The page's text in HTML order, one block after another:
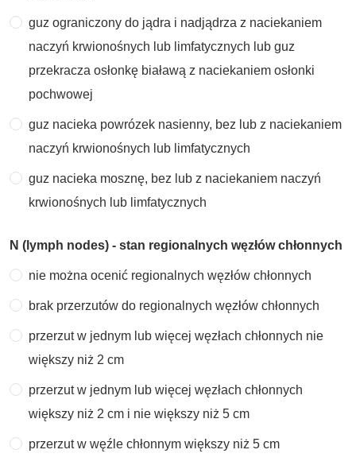
guz ograniczony do jądra i nadjądrza z naciekaniem
naczyń krwionośnych lub limfatycznych lub guz
przekracza osłonkę białawą z naciekaniem osłonki
pochwowej
guz nacieka powrózek nasienny, bez lub z naciekaniem
naczyń krwionośnych lub limfatycznych
guz nacieka mosznę, bez lub z naciekaniem naczyń
krwionośnych lub limfatycznych
N (lymph nodes) - stan regionalnych węzłów chłonnych
nie można ocenić regionalnych węzłów chłonnych
brak przerzutów do regionalnych węzłów chłonnych
przerzut w jednym lub więcej węzłach chłonnych nie
większy niż 2 cm
przerzut w jednym lub więcej węzłach chłonnych
większy niż 2 cm i nie większy niż 5 cm
przerzut w węźle chłonnym większy niż 5 cm